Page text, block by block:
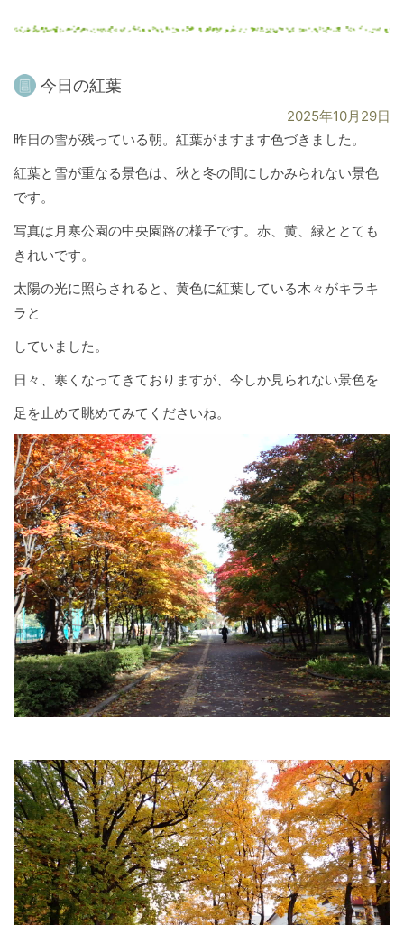
今日の紅葉
2025年10月29日
昨日の雪が残っている朝。紅葉がますます色づきました。
紅葉と雪が重なる景色は、秋と冬の間にしかみられない景色
です。
写真は月寒公園の中央園路の様子です。赤、黄、緑ととても
きれいです。
太陽の光に照らされると、黄色に紅葉している木々がキラキ
ラと
していました。
日々、寒くなってきておりますが、今しか見られない景色を
足を止めて眺めてみてくださいね。